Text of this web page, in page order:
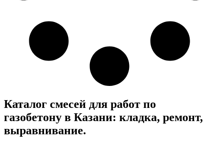
Каталог смесей для работ по
газобетону в Казани: кладка, ремонт,
выравнивание.